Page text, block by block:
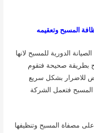
المسبح وتعقيمه
الدورية للمسبح لانها
بطريقة صحيحة فتقوم
للاضرار بشكل سريع
المسبح فتعمل الشركة
مصفاة المسبح وتنظيفها